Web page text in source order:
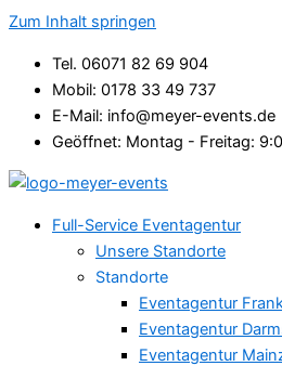
Zum Inhalt springen
Tel. 06071 82 69 904
Mobil: 0178 33 49 737
E-Mail: info@meyer-events.de
Geöffnet: Montag - Freitag:
Full-Service Eventagentur
Unsere Standorte
Standorte
Eventagentur
Eventagentur
Eventagentur